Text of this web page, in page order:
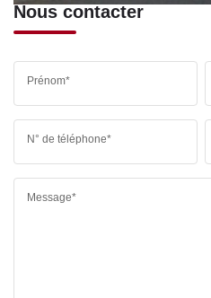
Nous contacter
Prénom*
N° de téléphone*
Message*